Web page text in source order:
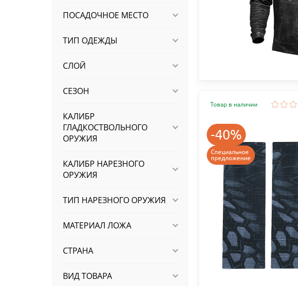
ПОСАДОЧНОЕ МЕСТО
ТИП ОДЕЖДЫ
СЛОЙ
СЕЗОН
КАЛИБР
ГЛАДКОСТВОЛЬНОГО
ОРУЖИЯ
КАЛИБР НАРЕЗНОГО
ОРУЖИЯ
ТИП НАРЕЗНОГО ОРУЖИЯ
МАТЕРИАЛ ЛОЖА
СТРАНА
ВИД ТОВАРА
Товар в наличии
-40%
Специальное
предложение